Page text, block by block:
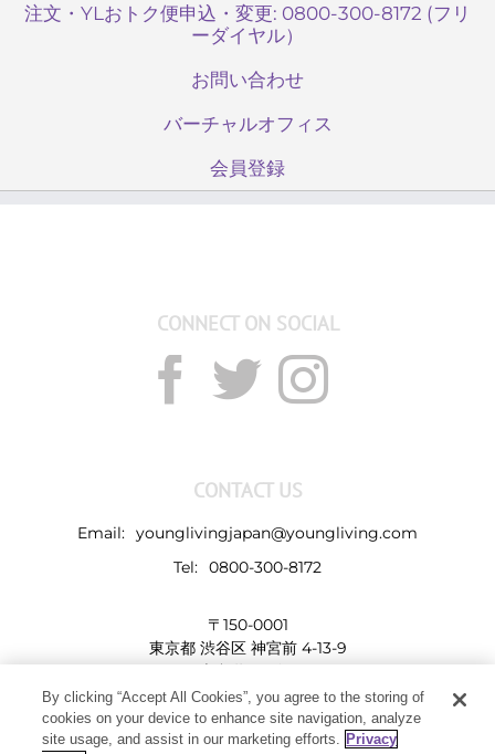
注文・YLおトク便申込・変更: 0800-300-8172 (フリ
ーダイヤル）
お問い合わせ
バーチャルオフィス
会員登録
CONNECT ON SOCIAL
CONTACT US
Email: younglivingjapan@youngliving.com
Tel: 0800-300-8172
〒150-0001
東京都 渋谷区 神宮前 4-13-9
表参道LHビル
By clicking “Accept All Cookies”, you agree to the storing of
cookies on your device to enhance site navigation, analyze
site usage, and assist in our marketing efforts. Privacy